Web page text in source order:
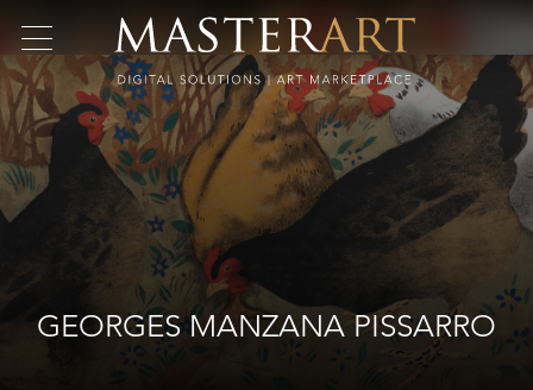
GEORGES MANZANA PISSARRO